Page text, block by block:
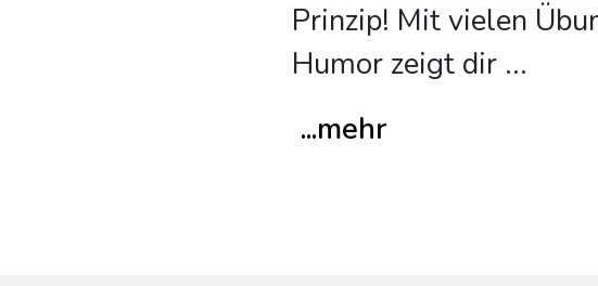
Prinzip! Mit vielen
Humor zeigt dir...
...mehr